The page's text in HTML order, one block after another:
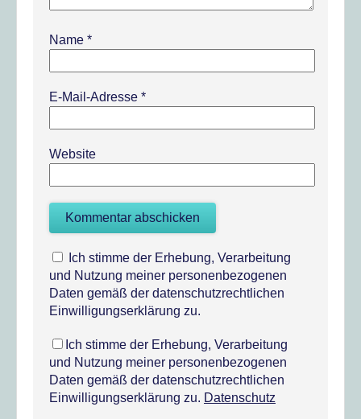
Name *
E-Mail-Adresse *
Website
Ich stimme der Erhebung, Verarbeitung
und Nutzung meiner personenbezogenen
Daten gemäß der datenschutzrechtlichen
Einwilligungserklärung zu.
Ich stimme der Erhebung, Verarbeitung
und Nutzung meiner personenbezogenen
Daten gemäß der datenschutzrechtlichen
Einwilligungserklärung zu. Datenschutz